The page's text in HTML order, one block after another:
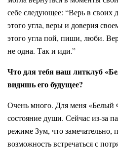
себе следующее: “Верь в своих
этого угла, веры и доверия
этого угла пой, пиши, люби.
не одна. Так и иди.”
Что для тебя наш литклуб
видишь его будущее?
Очень много. Для меня «Белый
состояние души. Сейчас из-за
режиме Зум, что
возможность встречаться с